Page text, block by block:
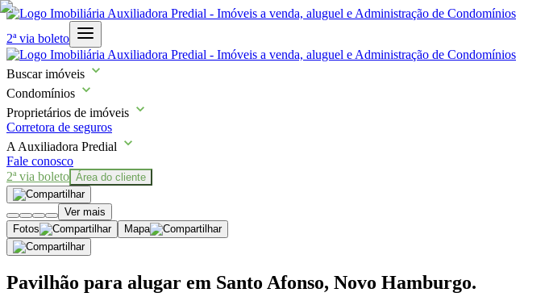
2ª via boleto
Buscar imóveis
Condomínios
Proprietários de imóveis
Corretora de seguros
A Auxiliadora Predial
Fale conosco
2ª via boleto Área do cliente
Ver mais
Fotos
Mapa
Pavilhão para alugar em Santo Afonso, Novo Hamburgo.